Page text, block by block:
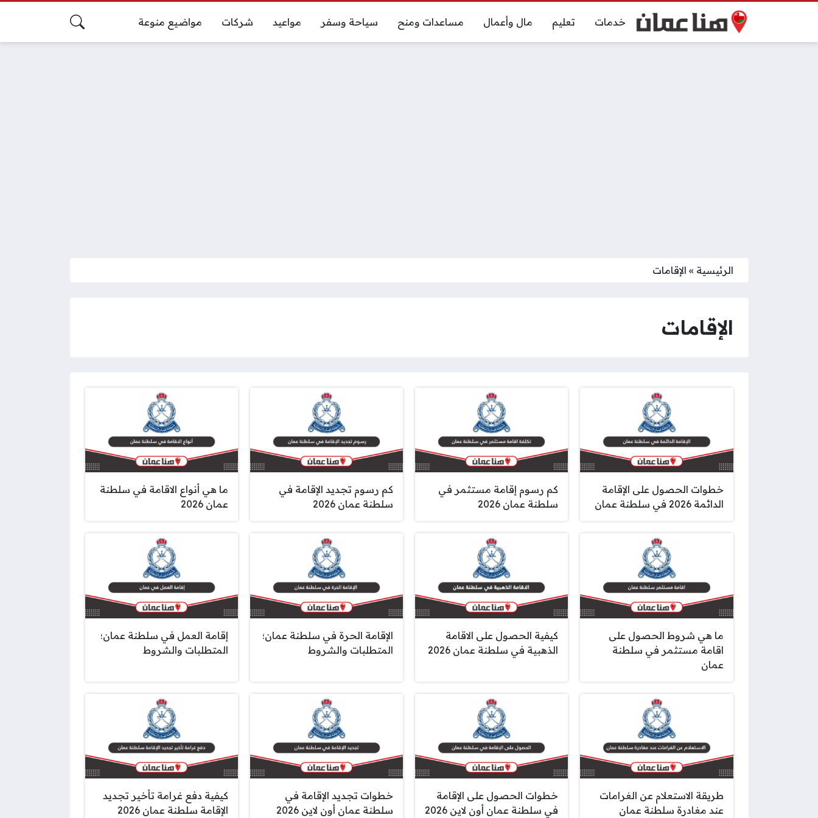
خدمات تعليم مال وأعمال مساعدات ومنح سياحة وسفر مواعيد شركات مواضيع منوعة
الرئيسية » الإقامات
الإقامات
خطوات الحصول على الإقامة
الدائمة 2026 في سلطنة عمان
كم رسوم إقامة مستثمر في
سلطنة عمان 2026
كم رسوم تجديد الإقامة في
سلطنة عمان 2026
ما هي أنواع الاقامة في سلطنة
عمان 2026
ما هي شروط الحصول على
اقامة مستثمر في سلطنة
عمان
كيفية الحصول على الاقامة
الذهبية في سلطنة عمان 2026
الإقامة الحرة في سلطنة عمان؛
المتطلبات والشروط
إقامة العمل في سلطنة عمان؛
المتطلبات والشروط
طريقة الاستعلام عن الغرامات
عند مغادرة سلطنة عمان
خطوات الحصول على الإقامة
في سلطنة عمان أون لاين 2026
خطوات تجديد الإقامة في
سلطنة عمان أون لاين 2026
كيفية دفع غرامة تأخير تجديد
الإقامة سلطنة عمان 2026